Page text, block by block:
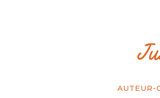
AUTEUR-